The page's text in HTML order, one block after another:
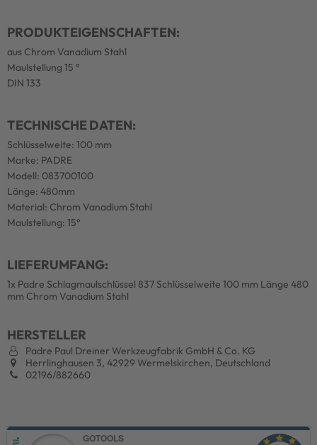
PRODUKTEIGENSCHAFTEN:
aus Chrom Vanadium Stahl
Maulstellung 15 °
DIN 133
TECHNISCHE DATEN:
Schlüsselweite: 100 mm
Marke: PADRE
Modell: 083700100
Länge: 480mm
Material: Chrom Vanadium Stahl
Maulstellung: 15°
LIEFERUMFANG:
1x Padre Schlagmaulschlüssel 837 Schlüsselweite 100 mm Länge 480
mm Chrom Vanadium Stahl
HERSTELLER
Padre Paul Dreiner Werkzeugfabrik GmbH & Co. KG
Herrlinghausen 3, 42929 Wermelskirchen, Deutschland
02196/882660